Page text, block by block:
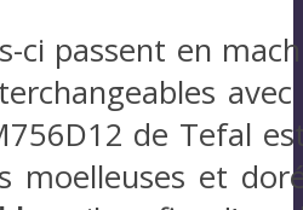
ci passent en
de Tefal
moelleuses et